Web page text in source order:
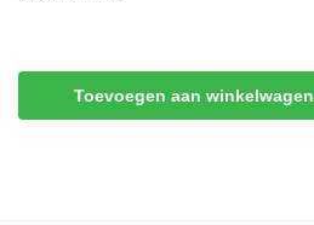
Toevoegen aan winkelwagen